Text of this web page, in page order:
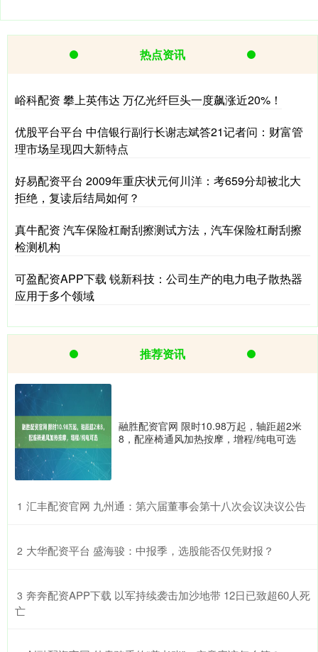
热点资讯
峪科配资 攀上英伟达 万亿光纤巨头一度飙涨近20%！
优股平台平台 中信银行副行长谢志斌答21记者问：财富管
理市场呈现四大新特点
好易配资平台 2009年重庆状元何川洋：考659分却被北大
拒绝，复读后结局如何？
真牛配资 汽车保险杠耐刮擦测试方法，汽车保险杠耐刮擦
检测机构
可盈配资APP下载 锐新科技：公司生产的电力电子散热器
应用于多个领域
推荐资讯
融胜配资官网 限时10.98万起，轴距超2米
8，配座椅通风加热按摩，增程/纯电可选
1 ​汇丰配资官网 九州通：第六届董事会第十八次会议决议公告
2 ​大华配资平台 盛海骏：中报季，选股能否仅凭财报？
3 ​奔奔配资APP下载 以军持续袭击加沙地带 12日已致超60人死
亡